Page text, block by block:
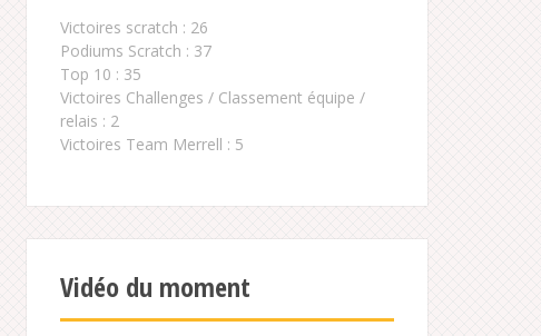
Victoires scratch : 26
Podiums Scratch : 37
Top 10 : 35
Victoires Challenges / Classement équipe /
relais : 2
Victoires Team Merrell : 5
Vidéo du moment